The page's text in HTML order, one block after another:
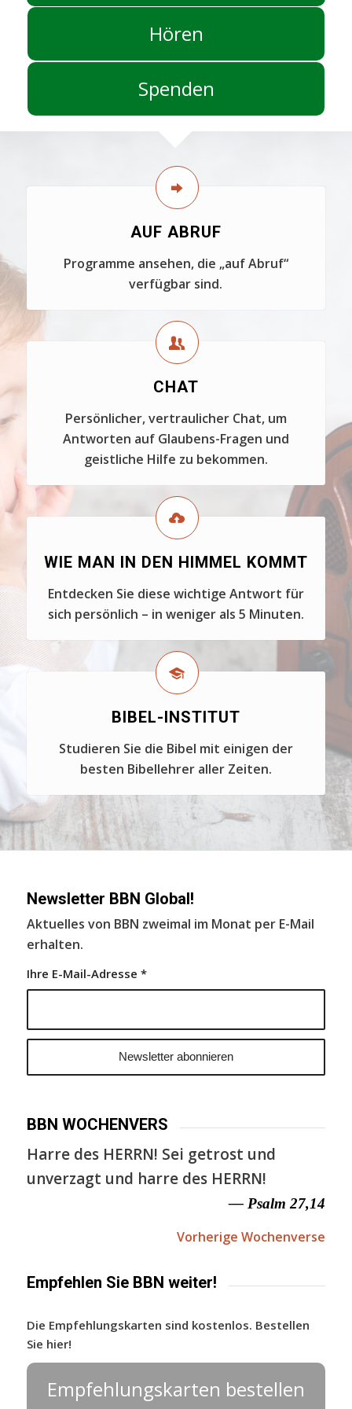
Hören
Spenden
AUF ABRUF
Programme ansehen, die „auf Abruf“
verfügbar sind.
CHAT
Persönlicher, vertraulicher Chat, um
Antworten auf Glaubens-Fragen und
geistliche Hilfe zu bekommen.
WIE MAN IN DEN HIMMEL KOMMT
Entdecken Sie diese wichtige Antwort für
sich persönlich – in weniger als 5 Minuten.
BIBEL-INSTITUT
Studieren Sie die Bibel mit einigen der
besten Bibellehrer aller Zeiten.
Newsletter BBN Global!
Aktuelles von BBN zweimal im Monat per E-Mail
erhalten.
Ihre E-Mail-Adresse *
BBN WOCHENVERS
Harre des HERRN! Sei getrost und
unverzagt und harre des HERRN!
— Psalm 27,14
Vorherige Wochenverse
Empfehlen Sie BBN weiter!
Die Empfehlungskarten sind kostenlos. Bestellen
Sie hier!
Empfehlungskarten bestellen